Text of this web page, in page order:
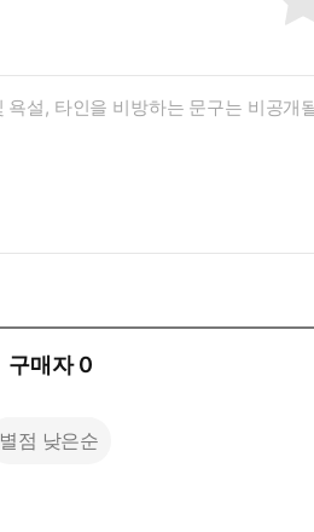
구매자 0
별점 낮은순